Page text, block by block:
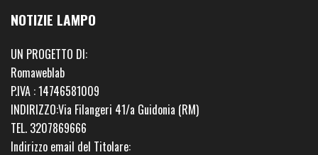
NOTIZIE LAMPO
UN PROGETTO DI:
Romaweblab
P.IVA : 14746581009
INDIRIZZO:Via Filangeri 41/a Guidonia (RM)
TEL. 3207869666
Indirizzo email del Titolare: